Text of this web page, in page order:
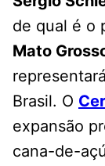
de qual é o
Mato
Brasil. O
expansão
cana-de-